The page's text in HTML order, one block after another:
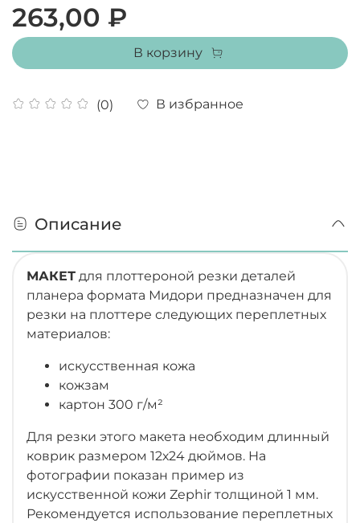
(0) В избранное
263,00 ₽
В корзину
Описание
МАКЕТ для плоттероной резки деталей
планера формата Мидори предназначен для
резки на плоттере следующих переплетных
материалов:
искусственная кожа
кожзам
картон 300 г/м²
Для резки этого макета необходим длинный
коврик размером 12х24 дюймов. На
фотографии показан пример из
искусственной кожи Zephir толщиной 1 мм.
Рекомендуется использование переплетных